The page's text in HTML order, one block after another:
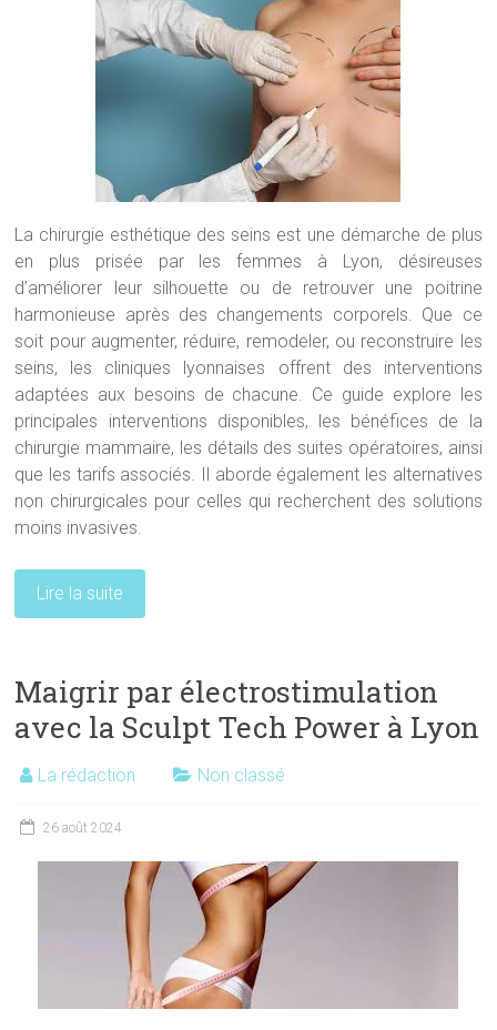
La chirurgie esthétique des seins est une démarche de plus
en plus prisée par les femmes à Lyon, désireuses
d’améliorer leur silhouette ou de retrouver une poitrine
harmonieuse après des changements corporels. Que ce
soit pour augmenter, réduire, remodeler, ou reconstruire les
seins, les cliniques lyonnaises offrent des interventions
adaptées aux besoins de chacune. Ce guide explore les
principales interventions disponibles, les bénéfices de la
chirurgie mammaire, les détails des suites opératoires, ainsi
que les tarifs associés. Il aborde également les alternatives
non chirurgicales pour celles qui recherchent des solutions
moins invasives.
Lire la suite
Maigrir par électrostimulation
avec la Sculpt Tech Power à Lyon
La rédaction Non classé
26 août 2024